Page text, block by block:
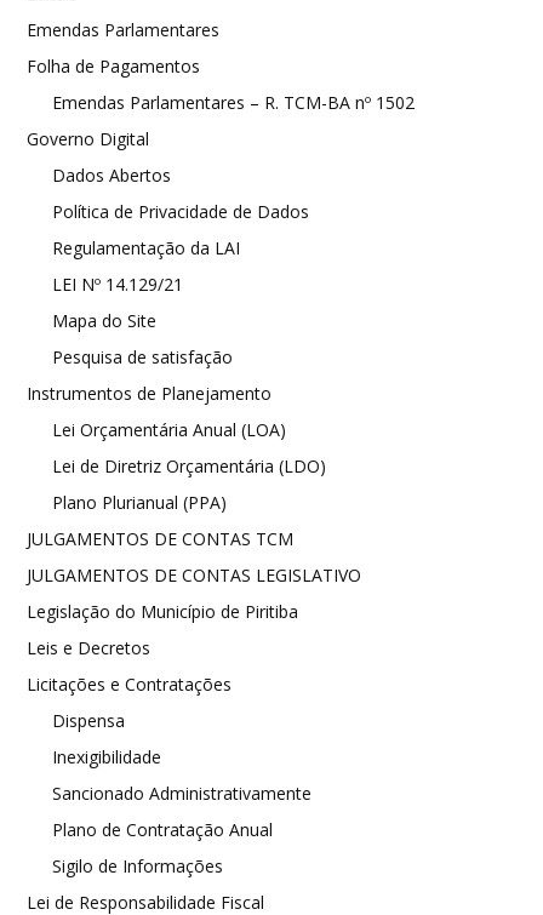
Emendas Parlamentares
Folha de Pagamentos
Emendas Parlamentares – R. TCM-BA nº 1502
Governo Digital
Dados Abertos
Política de Privacidade de Dados
Regulamentação da LAI
LEI Nº 14.129/21
Mapa do Site
Pesquisa de satisfação
Instrumentos de Planejamento
Lei Orçamentária Anual (LOA)
Lei de Diretriz Orçamentária (LDO)
Plano Plurianual (PPA)
JULGAMENTOS DE CONTAS TCM
JULGAMENTOS DE CONTAS LEGISLATIVO
Legislação do Município de Piritiba
Leis e Decretos
Licitações e Contratações
Dispensa
Inexigibilidade
Sancionado Administrativamente
Plano de Contratação Anual
Sigilo de Informações
Lei de Responsabilidade Fiscal